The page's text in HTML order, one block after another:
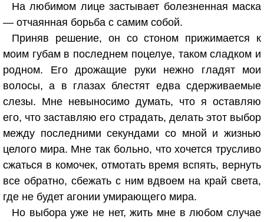
На любимом лице застывает болезненная маска
— отчаянная борьба с самим собой.
Приняв решение, он со стоном прижимается к
моим губам в последнем поцелуе, таком сладком и
родном. Его дрожащие руки нежно гладят мои
волосы, а в глазах блестят едва сдерживаемые
слезы. Мне невыносимо думать, что я оставляю
его, что заставляю его страдать, делать этот выбор
между последними секундами со мной и жизнью
целого мира. Мне так больно, что хочется трусливо
сжаться в комочек, отмотать время вспять, вернуть
все обратно, сбежать с ним вдвоем на край света,
где не будет агонии умирающего мира.
Но выбора уже не нет, жить мне в любом случае